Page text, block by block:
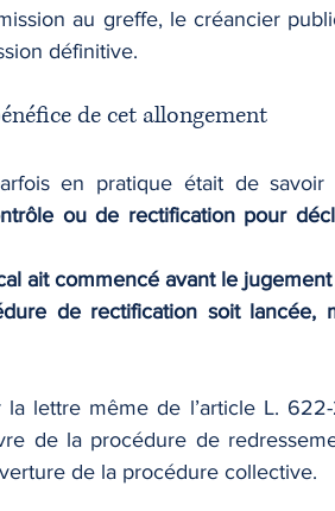
au greffe, le créancier
définitive.
de cet allongement
en pratique était de savoir
ou de rectification pour
ait commencé avant le jugement
de rectification soit lancée,
la lettre même de l’article L.
de la procédure de
de la procédure collective.